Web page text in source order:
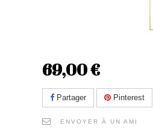
69,00 €
Partager Pinterest
ENVOYER À UN AMI